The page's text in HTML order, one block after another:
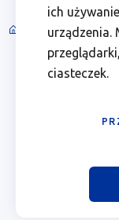
ich
urządzenia.
ciasteczek.
Ścieżka
nawigacyjna
Spotkania
04